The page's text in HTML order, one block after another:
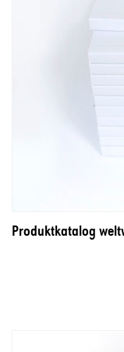
Produktkatalog